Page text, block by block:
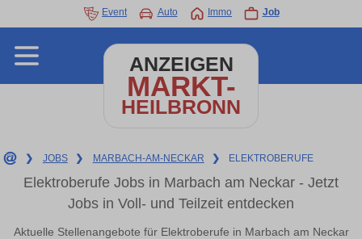
Event Auto Immo Job
ANZEIGEN
MARKT-
HEILBRONN
❯ JOBS ❯ MARBACH-AM-NECKAR ❯ ELEKTROBERUFE
Elektroberufe Jobs in Marbach am Neckar - Jetzt
Jobs in Voll- und Teilzeit entdecken
Aktuelle Stellenangebote für Elektroberufe in Marbach am Neckar